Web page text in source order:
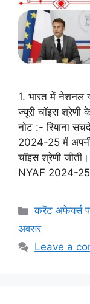
1. भारत में
ज्यूरी चॉइस श्रेणी
नोट :- रियाना
2024-25 में अपनी
चॉइस श्रेणी जीती।
NYAF 2024-25
Categories
करेंट अफेयर्स
अवसर
Leave a